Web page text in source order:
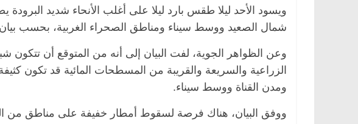
ويسود الأحد ليلا طقس بارد ليلا على أغلب الأنحاء شديد
شمال الصعيد ووسط سيناء ومناطق الصحراء الغربية، بحسب بيان
وعن الظواهر الجوية، لفت البيان إلى أنه من المتوقع أن
الزراعية والسريعة والقريبة من المسطحات المائية قد تكون
ومدن القناة ووسط سيناء.
ووفق البيان، هناك فرصة لسقوط أمطار خفيفة على مناطق من
الرئيسية مصر ناس وناس
للحرية (بروفايل)
ناس وناس
عبدالخالق فاروق.. خبير اقتصادي